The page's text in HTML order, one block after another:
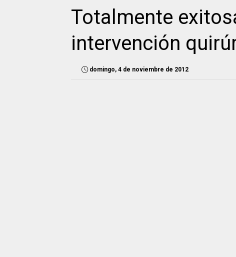
Totalmente
intervención
domingo, 4 de noviembre de 2012